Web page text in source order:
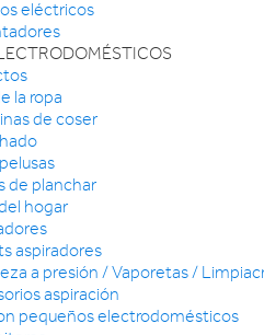
eléctricos
la ropa
de coser
de planchar
hogar
aspiradores
a presión / Vaporetas /
aspiración
pequeños electrodomésticos